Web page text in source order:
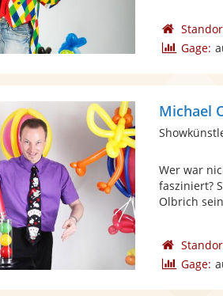
Gage:
Michael
Wer war
fasziniert?
Olbrich
Gage: